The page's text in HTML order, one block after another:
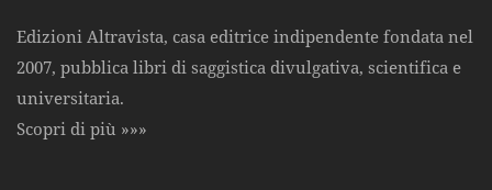
Edizioni Altravista, casa editrice indipendente fondata nel
2007, pubblica libri di saggistica divulgativa, scientifica e
universitaria.
Scopri di più »»»